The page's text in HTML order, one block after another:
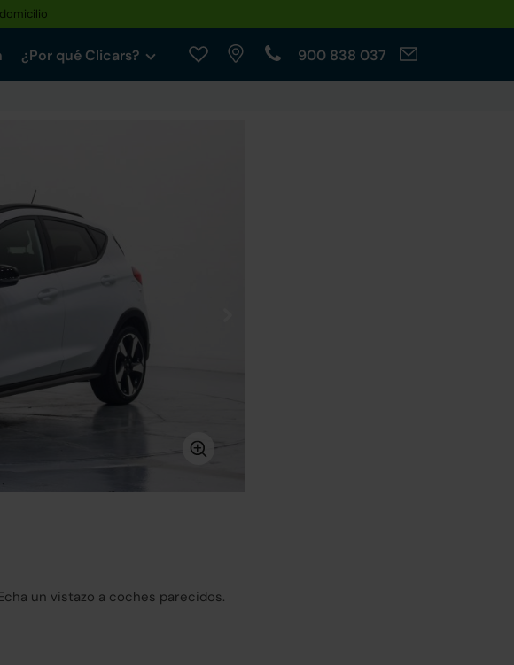
¿Por qué Clicars? 900 838 037
un vistazo a coches parecidos.